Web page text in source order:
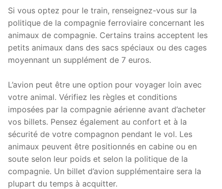
Si vous optez pour le train, renseignez-vous sur la
politique de la compagnie ferroviaire concernant les
animaux de compagnie. Certains trains acceptent les
petits animaux dans des sacs spéciaux ou des cages
moyennant un supplément de 7 euros.
L’avion peut être une option pour voyager loin avec
votre animal. Vérifiez les règles et conditions
imposées par la compagnie aérienne avant d’acheter
vos billets. Pensez également au confort et à la
sécurité de votre compagnon pendant le vol. Les
animaux peuvent être positionnés en cabine ou en
soute selon leur poids et selon la politique de la
compagnie. Un billet d’avion supplémentaire sera la
plupart du temps à acquitter.